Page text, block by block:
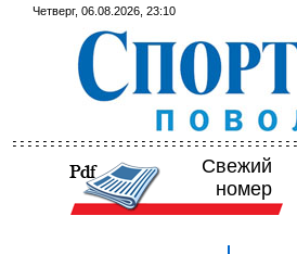
Четверг, 06.08.2026, 23:10
Свежий
номер